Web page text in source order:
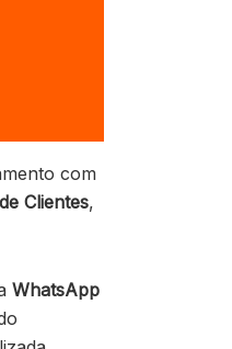
com
Clientes,
WhatsApp